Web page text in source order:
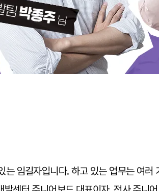
임길자입니다. 하고 있는 업무는 여러